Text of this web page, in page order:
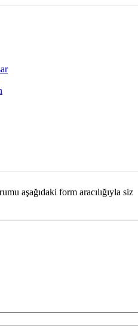
aşağıdaki form aracılığıyla siz